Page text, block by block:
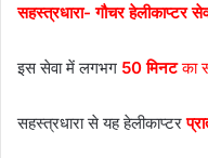
सहस्त्रधारा- गौचर हेलीकाप्टर
इस सेवा में लगभग 50 मिनटका
सहस्त्रधारा से यह हेलीकाप्टर